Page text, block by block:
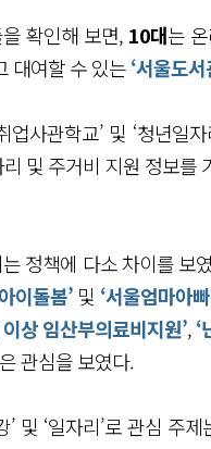
확인해 보면, 10대는
대여할 수 있는‘서울도서
사관학교’ 및 ‘청년일
리 및 주거비 지원 정보
정책에 다소 차이를 보
이돌봄’ 및 ‘서울엄마아
상 임산부의료비지원’,‘
관심을 보였다.
’ 및 ‘일자리’로 관심 주